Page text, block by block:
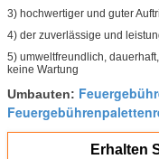
3) hochwertiger und guter
4) der zuverlässige und
5) umweltfreundlich,
keine Wartung
Umbauten:
Erhalten